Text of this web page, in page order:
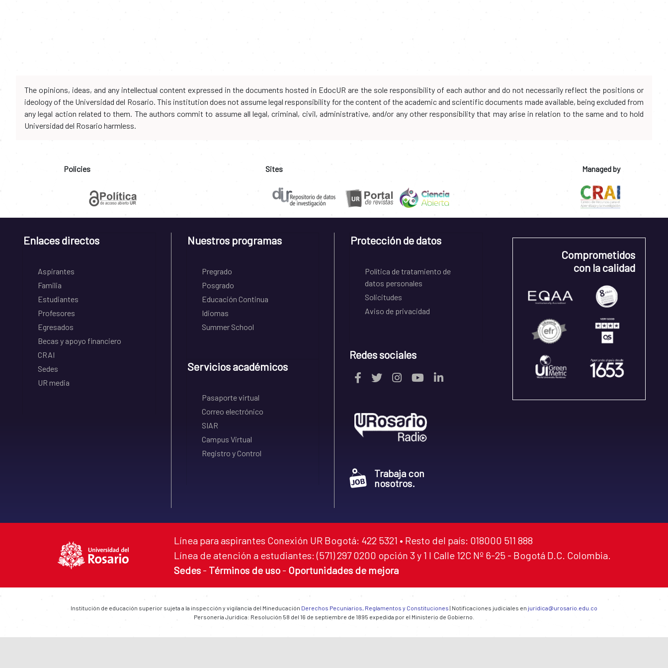
The opinions, ideas, and any intellectual content expressed in the documents hosted in EdocUR are the sole responsibility of each author and do not necessarily reflect the positions or
ideology of the Universidad del Rosario. This institution does not assume legal responsibility for the content of the academic and scientific documents made available, being excluded from
any legal action related to them. The authors commit to assume all legal, criminal, civil, administrative, and/or any other responsibility that may arise in relation to the same and to hold
Universidad del Rosario harmless.
Policies Sites Managed by
Enlaces directos
Aspirantes
Familia
Estudiantes
Profesores
Egresados
Becas y apoyo financiero
CRAI
Sedes
UR media
Nuestros programas
Pregrado
Posgrado
Educación Continua
Idiomas
Summer School
Servicios académicos
Pasaporte virtual
Correo electrónico
SIAR
Campus Virtual
Registro y Control
Protección de datos
Política de tratamiento de
datos personales
Solicitudes
Aviso de privacidad
Redes sociales
Trabaja con
nosotros.
Comprometidos
con la calidad
Línea para aspirantes Conexión UR Bogotá: 422 5321 • Resto del país: 018000 511 888
Línea de atención a estudiantes: (571) 297 0200 opción 3 y 1 I Calle 12C Nº 6-25 - Bogotá D.C. Colombia.
Sedes - Términos de uso - Oportunidades de mejora
Institución de educación superior sujeta a la inspección y vigilancia del Mineducación Derechos Pecuniarios, Reglamentos y Constituciones | Notificaciones judiciales en juridica@urosario.edu.co
Personería Jurídica: Resolución 58 del 16 de septiembre de 1895 expedida por el Ministerio de Gobierno.